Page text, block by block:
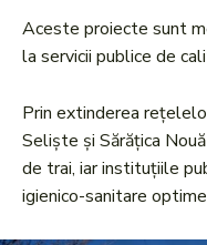
Aceste proiecte sunt
la servicii publice de
Prin extinderea
Seliște și Sărățica
de trai, iar instituțiile
igienico-sanitare